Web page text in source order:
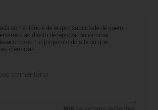
comentário é de responsabilidade de quem
ao direito de reprovar ou eliminar
com o propósito do site ou que
ofensivas.